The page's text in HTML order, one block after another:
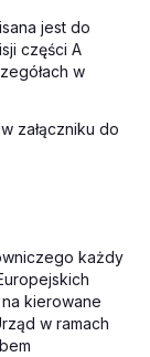
jest do
części A
w
załączniku do
każdy
kierowane
w ramach